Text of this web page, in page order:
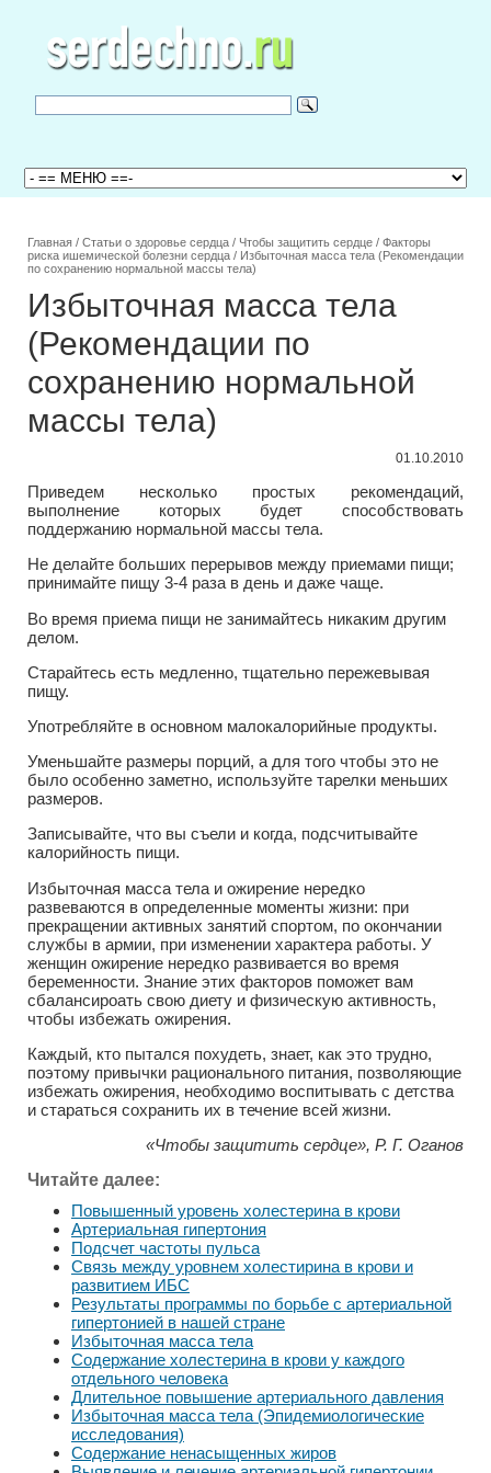
Главная / Статьи о здоровье сердца / Чтобы защитить сердце / Факторы
риска ишемической болезни сердца / Избыточная масса тела (Рекомендации
по сохранению нормальной массы тела)
Избыточная масса тела
(Рекомендации по
сохранению нормальной
массы тела)
01.10.2010
Приведем несколько простых рекомендаций,
выполнение которых будет способствовать
поддержанию нормальной массы тела.
Не делайте больших перерывов между приемами пищи;
принимайте пищу 3-4 раза в день и даже чаще.
Во время приема пищи не занимайтесь никаким другим
делом.
Старайтесь есть медленно, тщательно пережевывая
пищу.
Употребляйте в основном малокалорийные продукты.
Уменьшайте размеры порций, а для того чтобы это не
было особенно заметно, используйте тарелки меньших
размеров.
Записывайте, что вы съели и когда, подсчитывайте
калорийность пищи.
Избыточная масса тела и ожирение нередко
развеваются в определенные моменты жизни: при
прекращении активных занятий спортом, по окончании
службы в армии, при изменении характера работы. У
женщин ожирение нередко развивается во время
беременности. Знание этих факторов поможет вам
сбалансироать свою диету и физическую активность,
чтобы избежать ожирения.
Каждый, кто пытался похудеть, знает, как это трудно,
поэтому привычки рационального питания, позволяющие
избежать ожирения, необходимо воспитывать с детства
и стараться сохранить их в течение всей жизни.
«Чтобы защитить сердце», Р. Г. Оганов
Читайте далее:
Повышенный уровень холестерина в крови
Артериальная гипертония
Подсчет частоты пульса
Связь между уровнем холестирина в крови и
развитием ИБС
Результаты программы по борьбе с артериальной
гипертонией в нашей стране
Избыточная масса тела
Содержание холестерина в крови у каждого
отдельного человека
Длительное повышение артериального давления
Избыточная масса тела (Эпидемиологические
исследования)
Содержание ненасыщенных жиров